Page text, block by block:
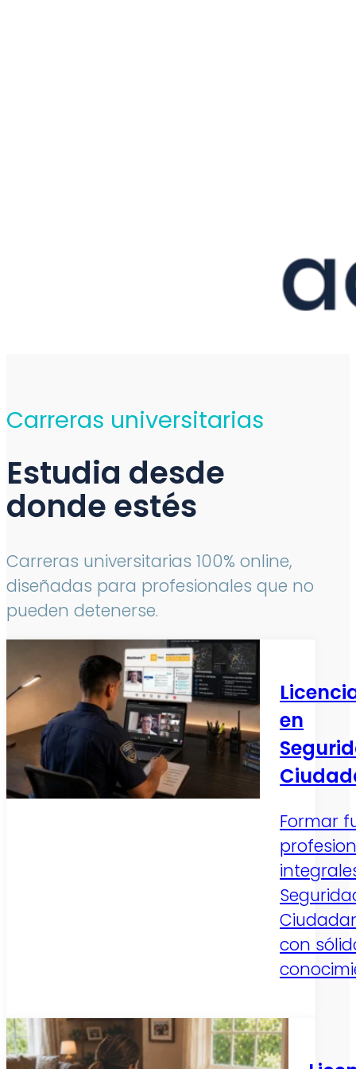
Carreras universitarias
Estudia desde
donde estés
Carreras universitarias 100% online,
diseñadas para profesionales que no
pueden detenerse.
en
Formar
con